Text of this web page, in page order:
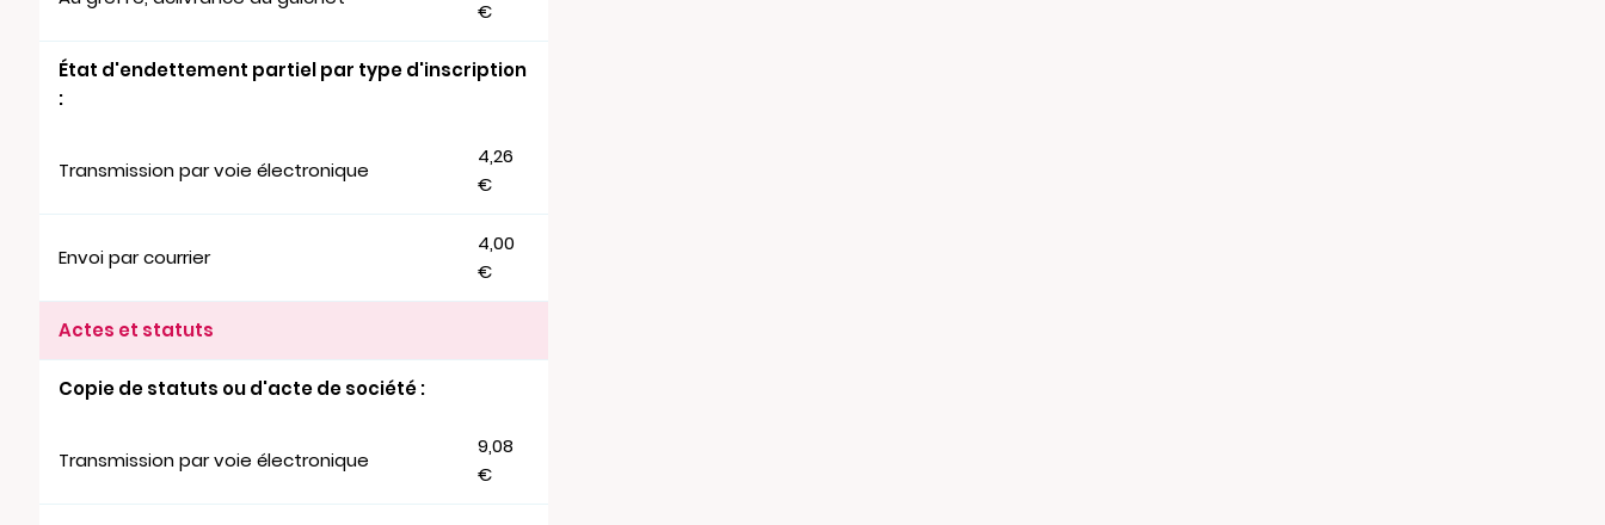
€
État d'endettement partiel par type d'inscription
:
Transmission par voie électronique
4,26
€
Envoi par courrier
4,00
€
Actes et statuts
Copie de statuts ou d'acte de société :
Transmission par voie électronique
9,08
€